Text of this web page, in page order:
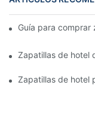
Guía para
Zapatillas de hotel
Zapatillas de hotel